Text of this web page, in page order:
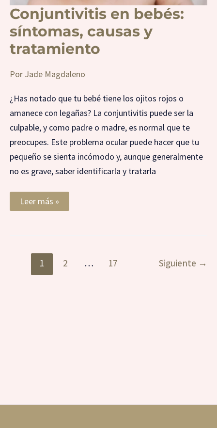
Conjuntivitis en bebés:
síntomas, causas y
tratamiento
Por Jade Magdaleno
¿Has notado que tu bebé tiene los ojitos rojos o
amanece con legañas? La conjuntivitis puede ser la
culpable, y como padre o madre, es normal que te
preocupes. Este problema ocular puede hacer que tu
pequeño se sienta incómodo y, aunque generalmente
no es grave, saber identificarla y tratarla
Leer más »
1 2 … 17 Siguiente →